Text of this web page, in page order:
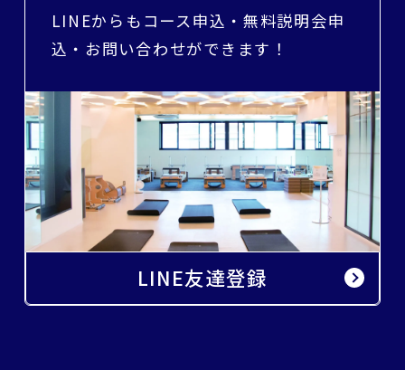
LINEからもコース申込・無料説明会申
込・お問い合わせができます！
LINE友達登録